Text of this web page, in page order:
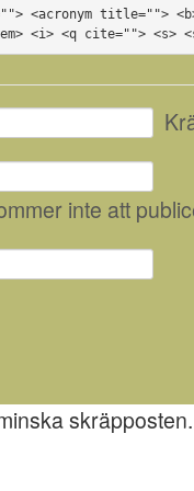
<acronym title="">
<i> <q cite=""> <s>
inte att
skräpposten.